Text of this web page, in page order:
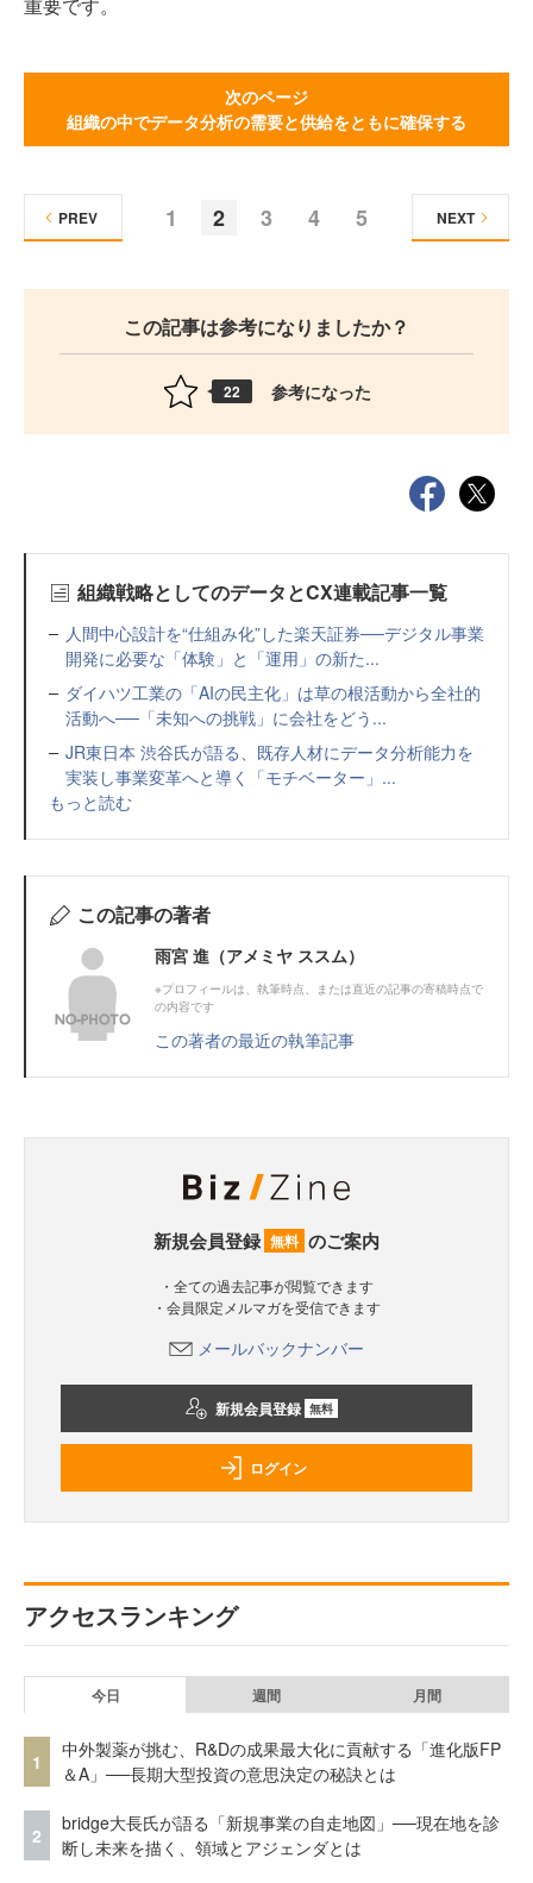
次のページ
組織の中でデータ分析の需要と供給をともに確保する
1 2 3 4 5
PREV NEXT
この記事は参考になりましたか？
22 参考になった
組織戦略としてのデータとCX連載記事一覧
人間中心設計を“仕組み化”した楽天証券──デジタル事業
開発に必要な「体験」と「運用」の新た...
ダイハツ工業の「AIの民主化」は草の根活動から全社的
活動へ──「未知への挑戦」に会社をどう...
JR東日本 渋谷氏が語る、既存人材にデータ分析能力を
実装し事業変革へと導く「モチベーター」...
もっと読む
この記事の著者
雨宮 進（アメミヤ ススム）
※プロフィールは、執筆時点、または直近の記事の寄稿時点で
の内容です
この著者の最近の執筆記事
新規会員登録 無料 のご案内
・全ての過去記事が閲覧できます
・会員限定メルマガを受信できます
メールバックナンバー
新規会員登録 無料
ログイン
アクセスランキング
今日 週間 月間
1
中外製薬が挑む、R&Dの成果最大化に貢献する「進化版FP
＆A」──長期大型投資の意思決定の秘訣とは
2
bridge大長氏が語る「新規事業の自走地図」──現在地を診
断し未来を描く、領域とアジェンダとは